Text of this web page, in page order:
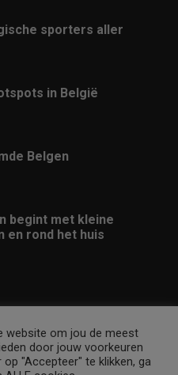
sporters aller
in België
Belgen
begint met kleine
en rond het huis
Contact
Disclaimer
Privacy
website om jou de meest
door jouw voorkeuren
"Accepteer" te klikken, ga